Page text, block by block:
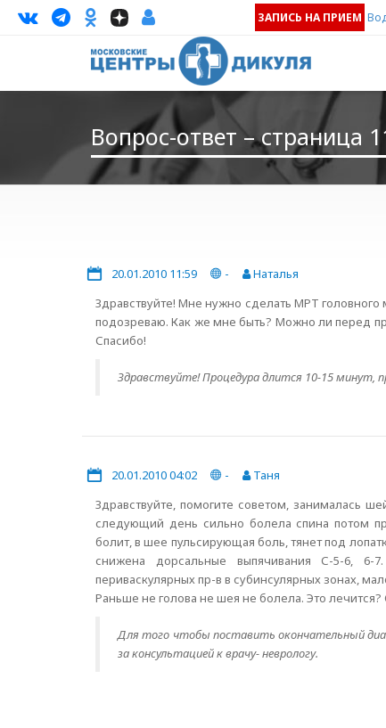
ЗАПИСЬ НА ПРИЕМ
Вопрос-ответ – страница
20.01.2010 11:59 -
Наталья
Здравствуйте! Мне нужно сделать МРТ
подозреваю. Как же мне быть? Можно ли перед
Спасибо!
Здравствуйте! Процедура длится 10-15 минут,
20.01.2010 04:02 -
Таня
Здравствуйте, помогите советом, занималась
следующий день сильно болела спина потом
болит, в шее пульсирующая боль, тянет под
снижена дорсальные выпячивания С-5-6,
периваскулярных пр-в в субинсулярных зонах,
Раньше не голова не шея не болела. Это лечится?
Для того чтобы поставить окончательный
за консультацией к врачу- неврологу.